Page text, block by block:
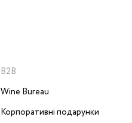
B2B
Wine Bureau
Корпоративні подарунки